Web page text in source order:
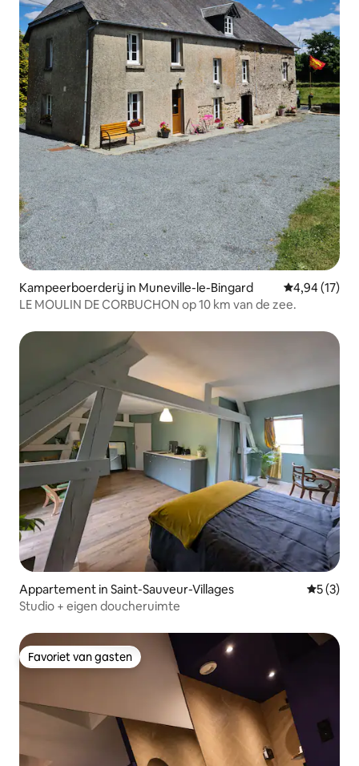
Kampeerboerderij in Muneville-le-Bingard Gemiddelde
4,94 (17)
LE MOULIN DE CORBUCHON op 10 km van de zee.
Appartement in Saint-Sauveur-Villages
5 (3)
Studio + eigen doucheruimte
Favoriet van gasten
Favoriet van gasten